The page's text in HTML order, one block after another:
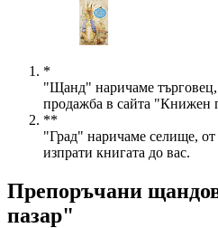
*
"Щанд" наричаме търговец,
продажба в сайта "Книжен
**
"Град" наричаме селище, от
изпрати книгата до вас.
Препоръчани
пазар"